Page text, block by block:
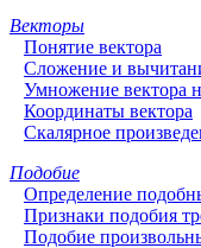
Векторы
Понятие вектора
Сложение и
Умножение вектора
Координаты вектора
Скалярное
Подобие
Определение
Признаки подобия
Подобие